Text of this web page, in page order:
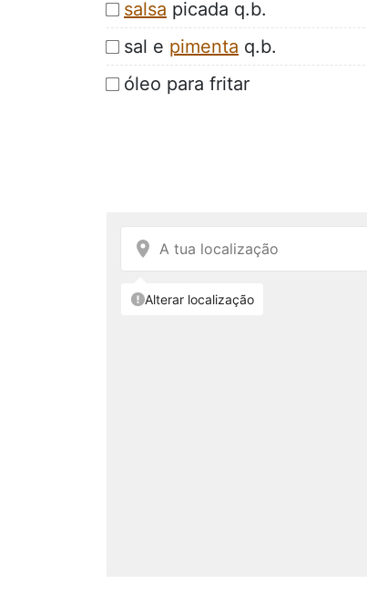
salsa picada q.b.
sal e pimenta q.b.
óleo para fritar